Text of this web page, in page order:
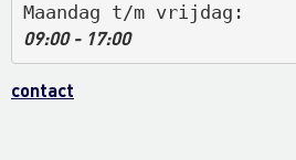
Maandag t/m vrijdag:
09:00 - 17:00
contact